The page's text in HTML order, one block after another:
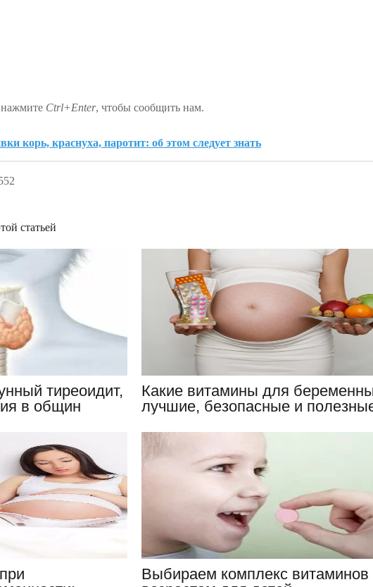
Ctrl+Enter, чтобы сообщить нам.
корь, краснуха, паротит: об этом следует знать
статьей
тиреоидит,
в общин
Какие витамины для
лучшие, безопасные и
Выбираем комплекс витаминов